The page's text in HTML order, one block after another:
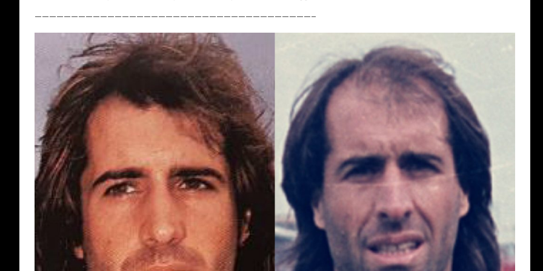
——————————————————————————————————————–